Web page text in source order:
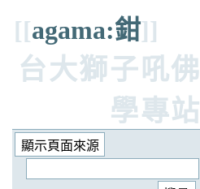
[[agama:鉗]]
台大獅子吼佛
學專站